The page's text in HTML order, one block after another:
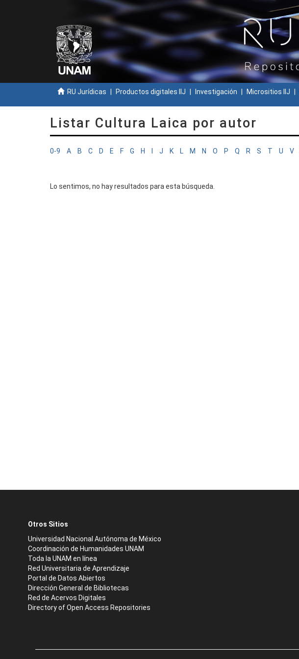
RU Jurídicas Productos digitales IIJ Investigación Micrositios IIJ
Listar Cultura Laica por autor
0-9 A B C D E F G H J K L M N O P Q R S T U V
Lo sentimos, no hay resultados para esta búsqueda.
Otros Sitios
Universidad Nacional Autónoma de México
Coordinación de Humanidades UNAM
Toda la UNAM en línea
Red Universitaria de Aprendizaje
Portal de Datos Abiertos
Dirección General de Bibliotecas
Red de Acervos Digitales
Directory of Open Access Repositories